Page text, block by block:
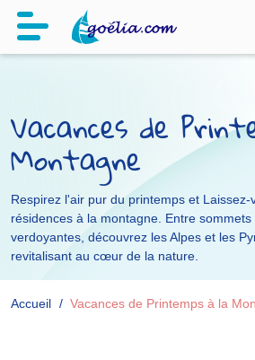
Vacances de
Montagne
Respirez l'air pur du printemps et
résidences à la montagne. Entre
verdoyantes, découvrez les Alpes et les
revitalisant au cœur de la nature.
Accueil Vacances de Printemps à la